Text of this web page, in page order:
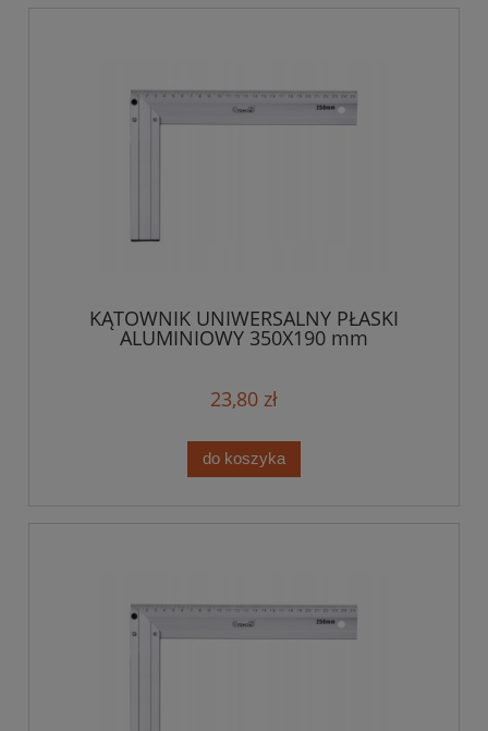
KĄTOWNIK UNIWERSALNY PŁASKI
ALUMINIOWY 350X190 mm
23,80 zł
do koszyka